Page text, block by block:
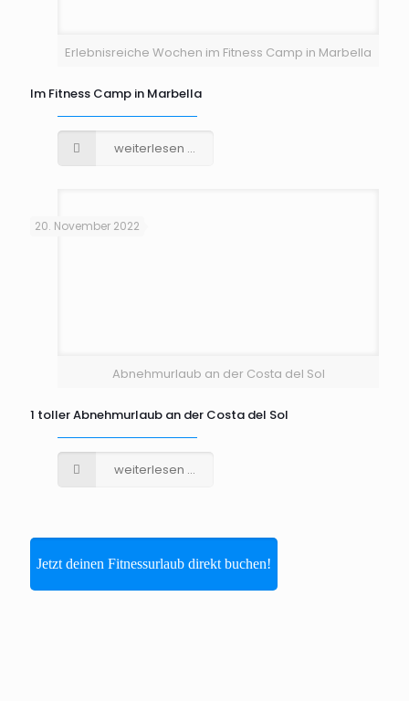
Erlebnisreiche Wochen im Fitness Camp in Marbella
Im Fitness Camp in Marbella
weiterlesen ...
Abnehmurlaub an der Costa del Sol
20. November 2022
1 toller Abnehmurlaub an der Costa del Sol
weiterlesen ...
Jetzt deinen Fitnessurlaub direkt buchen!